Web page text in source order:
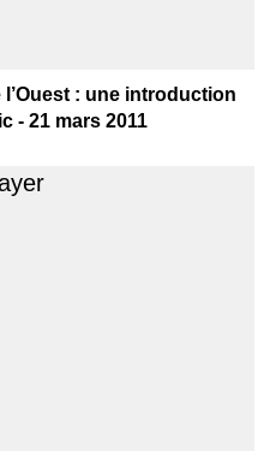
: une introduction
- 21 mars 2011